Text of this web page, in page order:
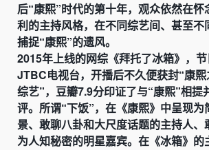
后“康熙”时代的第十年，观众依然在
利的主持风格，在不同综艺间、甚至不
捕捉“康熙”的遗风。
2015年上线的网综《拜托了冰箱》，
JTBC电视台，开播后不久便获封“康
综艺”，豆瓣7.9分印证了与“康熙”相提
评。所谓“下饭”，在《康熙》中呈现为
景、敢聊八卦和大尺度话题的主持人、
为人知秘密的明星嘉宾。在《冰箱》的